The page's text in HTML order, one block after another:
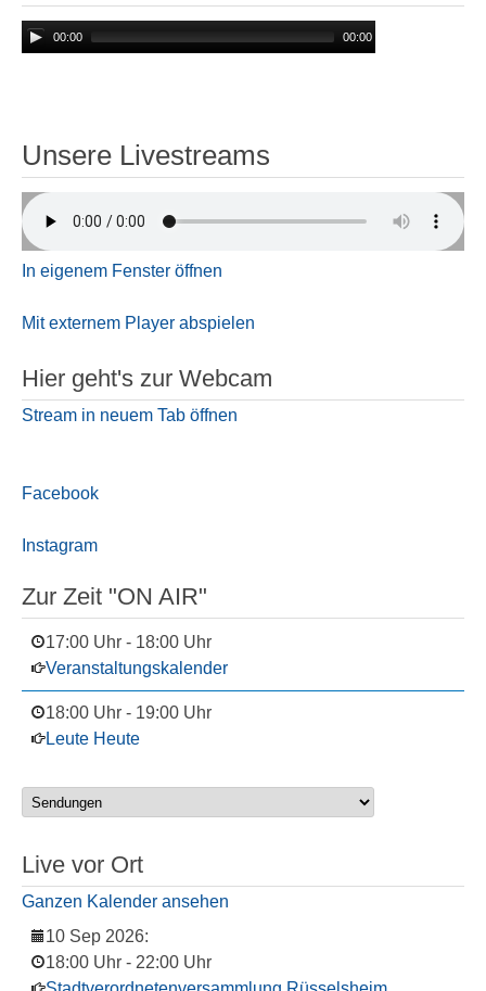
00:00 00:00
Unsere Livestreams
In eigenem Fenster öffnen
Mit externem Player abspielen
Hier geht's zur Webcam
Stream in neuem Tab öffnen
Facebook
Instagram
Zur Zeit "ON AIR"
17:00 Uhr - 18:00 Uhr
Veranstaltungskalender
18:00 Uhr - 19:00 Uhr
Leute Heute
Live vor Ort
Ganzen Kalender ansehen
10 Sep 2026:
18:00 Uhr - 22:00 Uhr